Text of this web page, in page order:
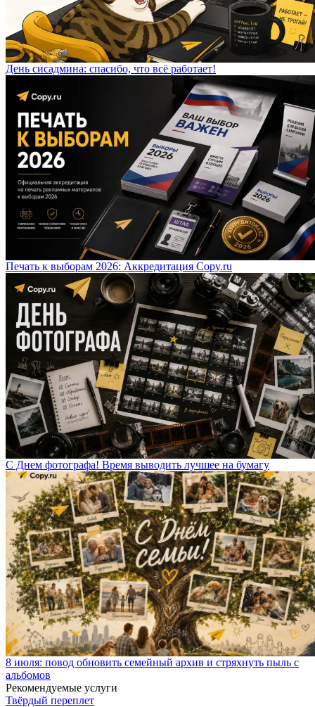
День сисадмина: спасибо, что всё работает!
Печать к выборам 2026: Аккредитация Copy.ru
С Днем фотографа! Время выводить лучшее на бумагу
8 июля: повод обновить семейный архив и стряхнуть пыль с
альбомов
Рекомендуемые услуги
Твёрдый переплет